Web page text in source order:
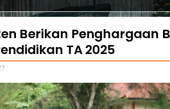
Berikan Penghargaan
TA 2025